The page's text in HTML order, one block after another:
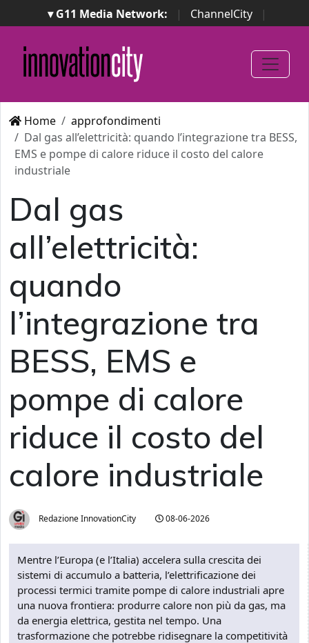
▾ G11 Media Network: | ChannelCity
|
ImpresaCity | SecurityOpenLab | Italian Channel
Awards
Italian Project Awards
Italian Security
Awards
Home
approfondimenti
Dal gas all’elettricità: quando l’integrazione tra BESS,
EMS e pompe di calore riduce il costo del calore
industriale
Dal gas
all’elettricità:
quando
l’integrazione tra
BESS, EMS e
pompe di calore
riduce il costo del
calore industriale
Redazione InnovationCity 08-06-2026
Mentre l’Europa (e l’Italia) accelera sulla crescita dei
sistemi di accumulo a batteria, l’elettrificazione dei
processi termici tramite pompe di calore industriali apre
una nuova frontiera: produrre calore non più da gas, ma
da energia elettrica, gestita nel tempo. Una
trasformazione che potrebbe ridisegnare la competitività